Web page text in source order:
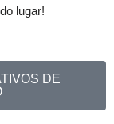
lugar!
DE